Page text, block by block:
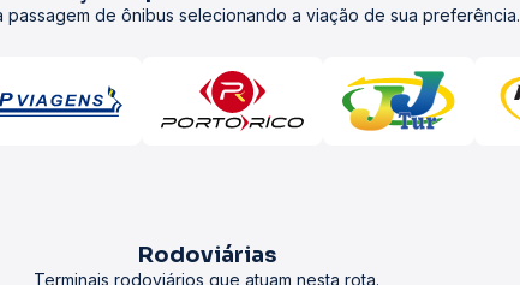
passagem de ônibus selecionando a viação de sua preferência.
Rodoviárias
Terminais rodoviários que atuam nesta rota.